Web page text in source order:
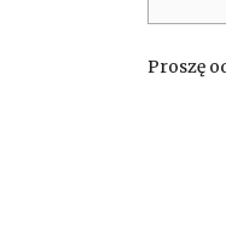
Proszę